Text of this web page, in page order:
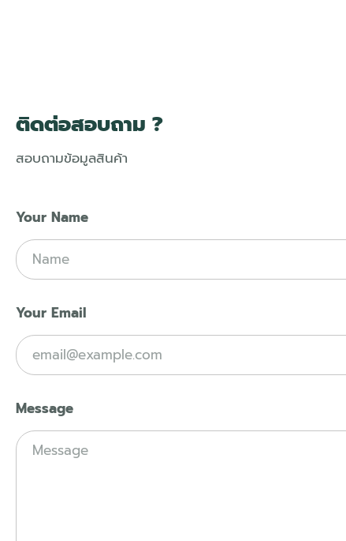
ติดต่อสอบถาม ?
สอบถามข้อมูลสินค้า
Your Name
Your Email
Message